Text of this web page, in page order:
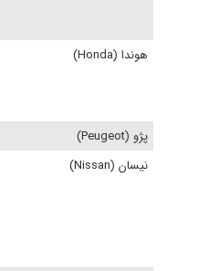
هوندا (Honda)
پژو (Peugeot)
نیسان (Nissan)